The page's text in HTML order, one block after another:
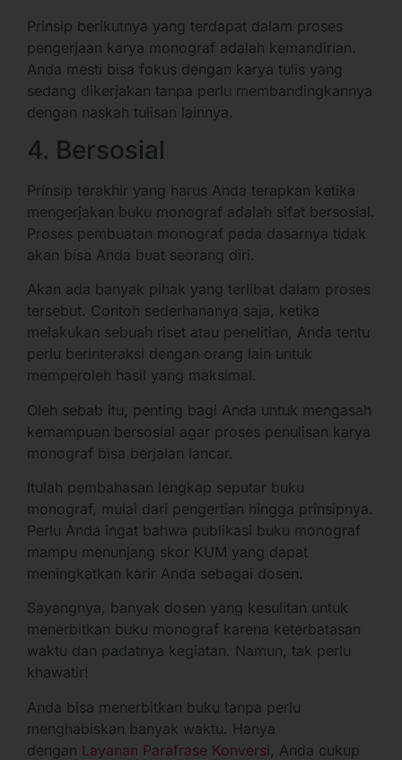
Prinsip berikutnya yang terdapat dalam proses
pengerjaan karya monograf adalah kemandirian.
Anda mesti bisa fokus dengan karya tulis yang
sedang dikerjakan tanpa perlu membandingkannya
dengan naskah tulisan lainnya.
4. Bersosial
Prinsip terakhir yang harus Anda terapkan ketika
mengerjakan buku monograf adalah sifat bersosial.
Proses pembuatan monograf pada dasarnya tidak
akan bisa Anda buat seorang diri.
Akan ada banyak pihak yang terlibat dalam proses
tersebut. Contoh sederhananya saja, ketika
melakukan sebuah riset atau penelitian, Anda tentu
perlu berinteraksi dengan orang lain untuk
memperoleh hasil yang maksimal.
Oleh sebab itu, penting bagi Anda untuk mengasah
kemampuan bersosial agar proses penulisan karya
monograf bisa berjalan lancar.
Itulah pembahasan lengkap seputar buku
monograf, mulai dari pengertian hingga prinsipnya.
Perlu Anda ingat bahwa publikasi buku monograf
mampu menunjang skor KUM yang dapat
meningkatkan karir Anda sebagai dosen.
Sayangnya, banyak dosen yang kesulitan untuk
menerbitkan buku monograf karena keterbatasan
waktu dan padatnya kegiatan. Namun, tak perlu
khawatir!
Anda bisa menerbitkan buku tanpa perlu
menghabiskan banyak waktu. Hanya
dengan Layanan Parafrase Konversi , Anda cukup